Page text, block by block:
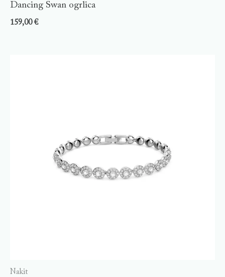
Dancing Swan ogrlica
159,00€
Nakit